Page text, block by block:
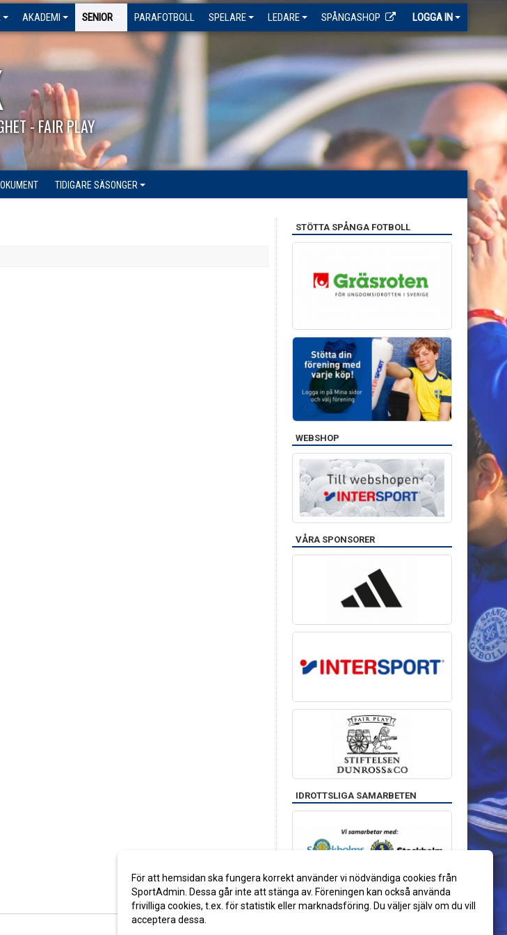
AKADEMI SENIOR PARAFOTBOLL SPELARE LEDARE SPÅNGASHOP LOGGA IN
- FAIR PLAY
TIDIGARE SÄSONGER
STÖTTA SPÅNGA FOTBOLL
WEBSHOP
VÅRA SPONSORER
IDROTTSLIGA SAMARBETEN
För att hemsidan ska fungera korrekt använder vi nödvändiga cookies från
SportAdmin. Dessa går inte att stänga av. Föreningen kan också använda
frivilliga cookies, t.ex. för statistik eller marknadsföring. Du väljer själv om du vill
acceptera dessa.